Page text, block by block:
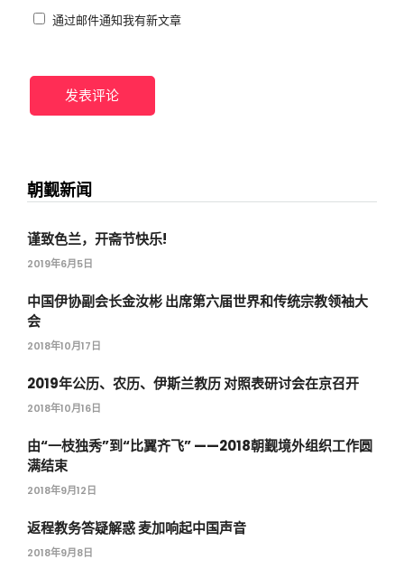
通过邮件通知我有新文章
朝觐新闻
谨致色兰，开斋节快乐!
2019年6月5日
中国伊协副会长金汝彬 出席第六届世界和传统宗教领袖大
会
2018年10月17日
2019年公历、农历、伊斯兰教历 对照表研讨会在京召开
2018年10月16日
由“一枝独秀”到“比翼齐飞” ——2018朝觐境外组织工作圆
满结束
2018年9月12日
返程教务答疑解惑 麦加响起中国声音
2018年9月8日